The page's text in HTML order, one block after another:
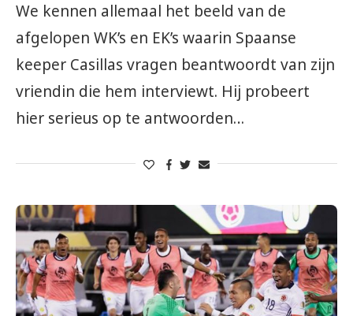
We kennen allemaal het beeld van de
afgelopen WK’s en EK’s waarin Spaanse
keeper Casillas vragen beantwoordt van zijn
vriendin die hem interviewt. Hij probeert
hier serieus op te antwoorden…